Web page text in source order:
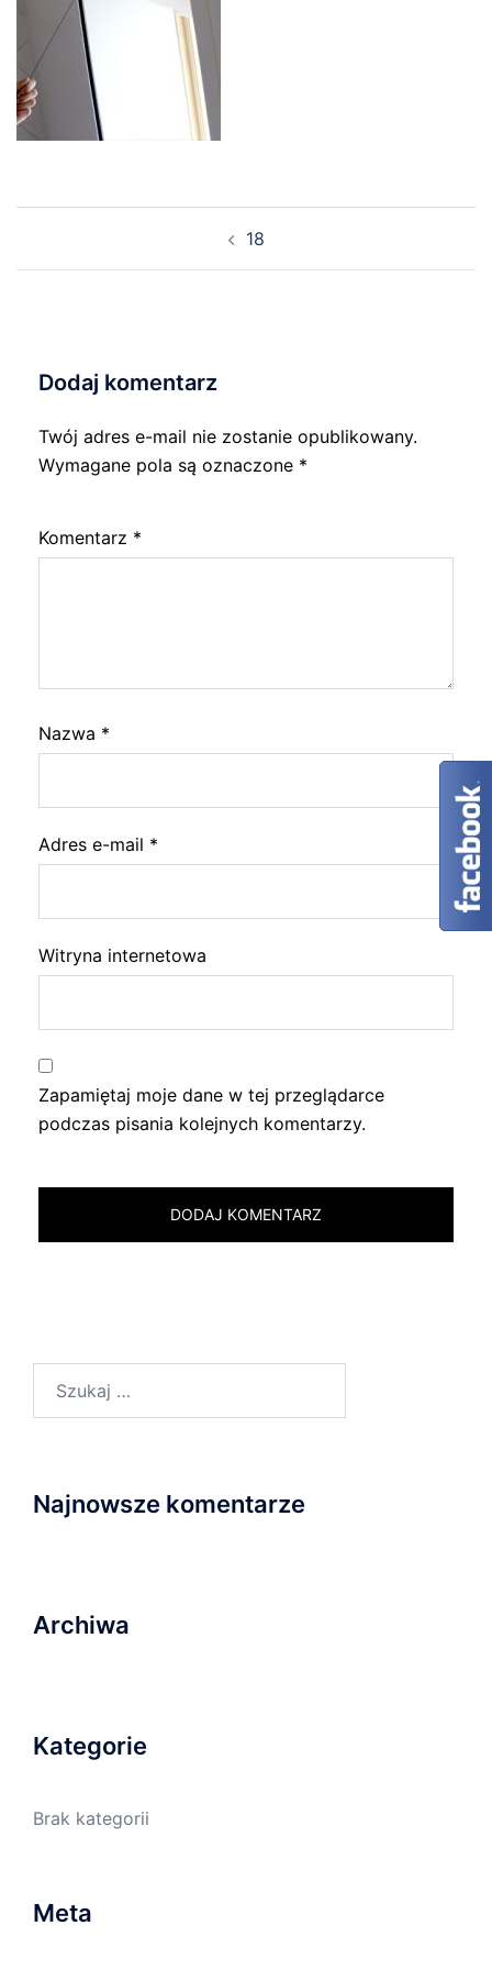
18
Dodaj komentarz
Twój adres e-mail nie zostanie opublikowany.
Wymagane pola są oznaczone *
Komentarz *
Nazwa *
Adres e-mail *
Witryna internetowa
Zapamiętaj moje dane w tej przeglądarce
podczas pisania kolejnych komentarzy.
Najnowsze komentarze
Archiwa
Kategorie
Brak kategorii
Meta